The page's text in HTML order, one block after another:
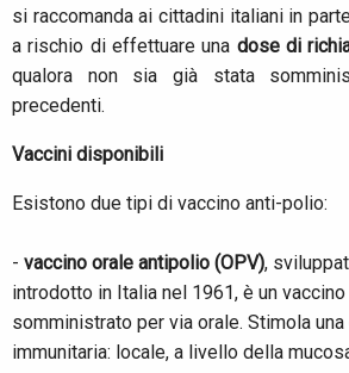
si raccomanda ai cittadini italiani in
a rischio di effettuare una dose di
qualora non sia già stata
precedenti.
Vaccini disponibili
Esistono due tipi di vaccino anti-polio:
- vaccino orale antipolio (OPV),
introdotto in Italia nel 1961, è un
somministrato per via orale. Stimola
immunitaria: locale, a livello della